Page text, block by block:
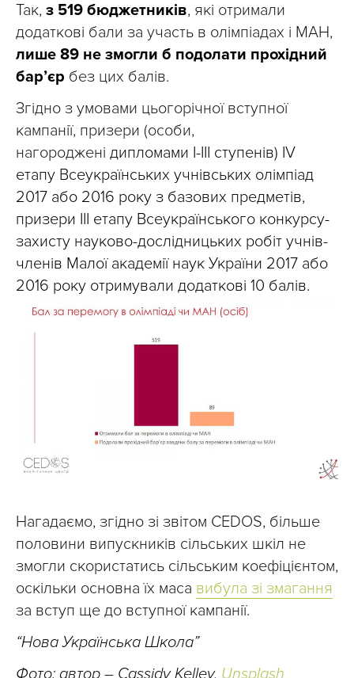
Так, з 519 бюджетників, які отримали
додаткові бали за участь в олімпіадах і МАН,
лише 89 не змогли б подолати прохідний
бар’єр без цих балів.
Згідно з умовами цьогорічної вступної
кампанії, призери (особи,
нагороджені дипломами І-ІІІ ступенів) IV
етапу Всеукраїнських учнівських олімпіад
2017 або 2016 року з базових предметів,
призери III етапу Всеукраїнського конкурсу-
захисту науково-дослідницьких робіт учнів-
членів Малої академії наук України 2017 або
2016 року отримували додаткові 10 балів.
Нагадаємо, згідно зі звітом CEDOS, більше
половини випускників сільських шкіл не
змогли скористатись сільським коефіцієнтом,
оскільки основна їх маса вибула зі змагання
за вступ ще до вступної кампанії.
“Нова Українська Школа”
Фото: автор – Cassidy Kelley, Unsplash